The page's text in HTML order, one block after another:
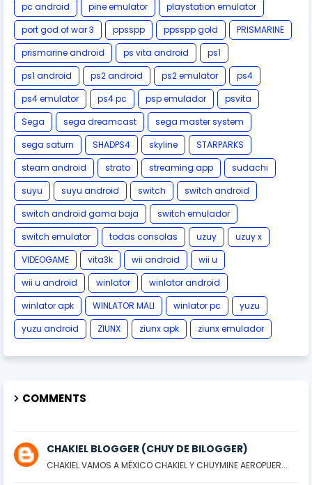
pc android
pine emulator
playstation emulator
port god of war 3
ppsspp ppsspp gold
PRISMARINE
prismarine android
ps vita android
ps1
ps1 android
ps2 android ps2 emulator
ps4
ps4 emulator
ps4 pc psp emulador
psvita
Sega
sega dreamcast
sega master system
sega saturn
SHADPS4 skyline
STARPARKS
steam android
strato streaming app
sudachi
suyu
suyu android switch
switch android
switch android gama baja
switch emulador
switch emulator
todas consolas uzuy
uzuy x
VIDEOGAME
vita3k wii android
wii u
wii u android
winlator
winlator android
winlator apk
WINLATOR MALI winlator pc
yuzu
yuzu android
ZIUNX ziunx apk ziunx emulador
COMMENTS
CHAKIEL BLOGGER (CHUY DE BILOGGER)
CHAKIEL VAMOS A MÉXICO CHAKIEL Y CHUYMINE AEROPUER...